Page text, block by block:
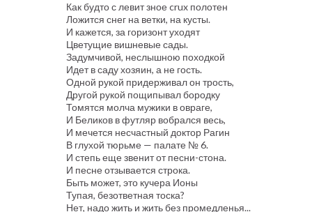
Как будто с левит зное crux полотен
Ложится снег на ветки, на кусты.
И кажется, за горизонт уходят
Цветущие вишневые сады.
Задумчивой, неслышною походкой
Идет в саду хозяин, а не гость.
Одной рукой придерживал он трость,
Другой рукой пощипывал бородку
Томятся молча мужики в овраге,
И Беликов в футляр вобрался весь,
И мечется несчастный доктор Рагин
В глухой тюрьме — палате № 6.
И степь еще звенит от песни-стона.
И песне отзывается строка.
Быть может, это кучера Ионы
Тупая, безответная тоска?
Нет, надо жить и жить без промедленья...